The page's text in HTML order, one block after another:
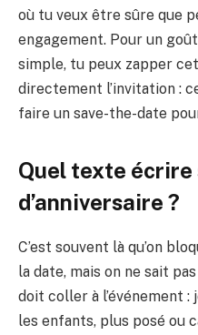
où tu veux être sûre que
engagement. Pour un
simple, tu peux zapper
directement l’invitation :
faire un save-the-date
Quel texte
d’anniversaire ?
C’est souvent là qu’on
la date, mais on ne sait
doit coller à l’événement :
les enfants, plus posé ou